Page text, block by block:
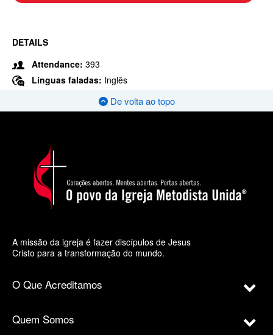
DETAILS
Attendance: 393
Línguas faladas: Inglês
De volta ao topo
A missão da igreja é fazer discípulos de Jesus
Cristo para a transformação do mundo.
O Que Acreditamos
Quem Somos